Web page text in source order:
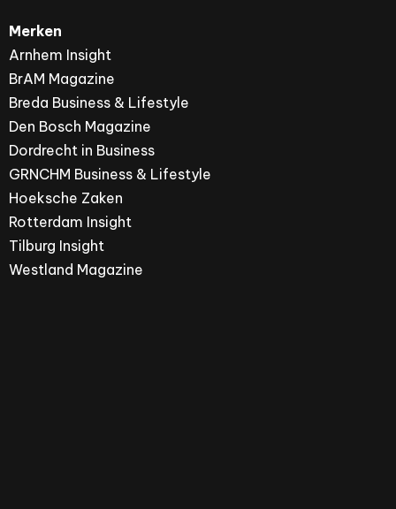
Merken
Arnhem Insight
BrAM Magazine
Breda Business & Lifestyle
Den Bosch Magazine
Dordrecht in Business
GRNCHM Business & Lifestyle
Hoeksche Zaken
Rotterdam Insight
Tilburg Insight
Westland Magazine